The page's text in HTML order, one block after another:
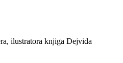
ilustratora knjiga Dejvida